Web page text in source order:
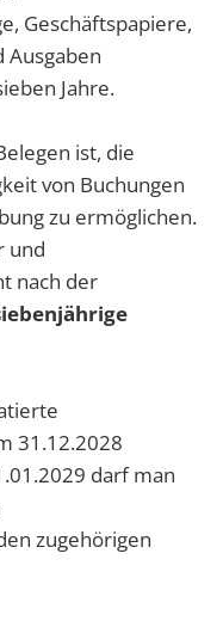
Geschäftspapiere,
Ausgaben
Jahre.
ist, die
von Buchungen
zu ermöglichen.
und
nach der
31.12.2028
darf man
zugehörigen